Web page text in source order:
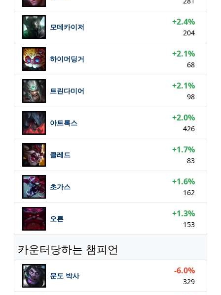
모데카이저 +2.4%
204
하이머딩거 +2.1%
68
트린다미어 +2.1%
98
아트록스 +2.0%
426
클레드 +1.7%
83
초가스 +1.6%
162
오른 +1.3%
153
카운터당하는 챔피언
문도 박사 -6.0%
329